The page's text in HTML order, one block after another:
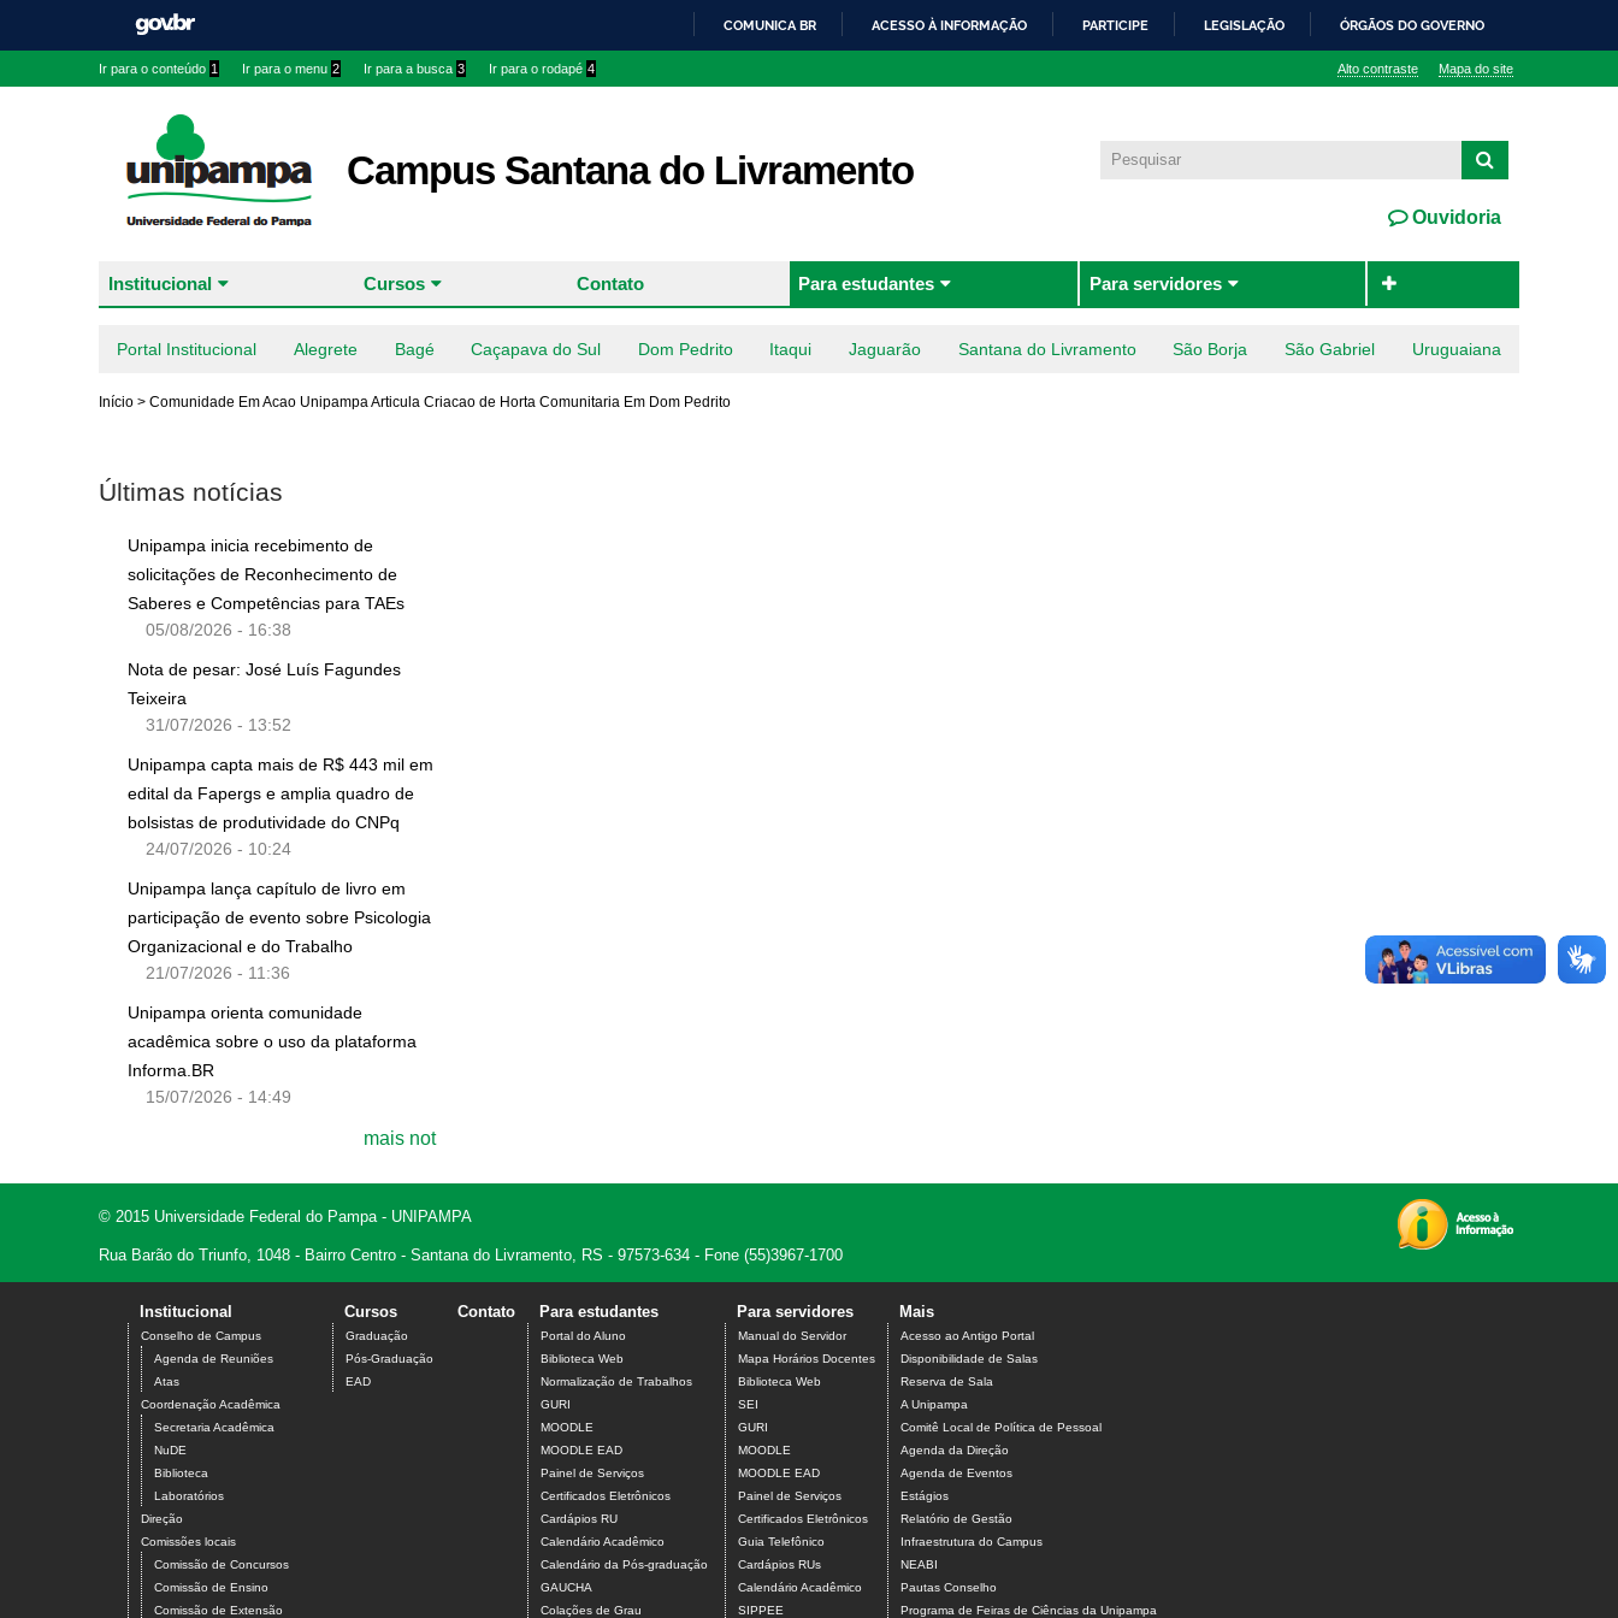
COMUNICA BR ACESSO À INFORMAÇÃO PARTICIPE LEGISLAÇÃO ÓRGÃOS DO GOVERNO
Ir para o conteúdo 1 Ir para o menu 2 Ir para a busca 3 Ir para o rodapé 4 Alto contraste Mapa do site
Campus Santana do Livramento
Ouvidoria
Institucional Cursos Contato Para estudantes Para servidores
Portal Institucional Alegrete Bagé Caçapava do Sul Dom Pedrito Itaqui Jaguarão Santana do Livramento São Borja São Gabriel Uruguaiana
Início > Comunidade Em Acao Unipampa Articula Criacao de Horta Comunitaria Em Dom Pedrito
Últimas notícias
Unipampa inicia recebimento de
solicitações de Reconhecimento de
Saberes e Competências para TAEs
05/08/2026 - 16:38
Nota de pesar: José Luís Fagundes
Teixeira
31/07/2026 - 13:52
Unipampa capta mais de R$ 443 mil em
edital da Fapergs e amplia quadro de
bolsistas de produtividade do CNPq
24/07/2026 - 10:24
Unipampa lança capítulo de livro em
participação de evento sobre Psicologia
Organizacional e do Trabalho
21/07/2026 - 11:36
Unipampa orienta comunidade
acadêmica sobre o uso da plataforma
Informa.BR
15/07/2026 - 14:49
mais not
© 2015 Universidade Federal do Pampa - UNIPAMPA
Rua Barão do Triunfo, 1048 - Bairro Centro - Santana do Livramento, RS - 97573-634 - Fone (55)3967-1700
Institucional
Conselho de Campus
Agenda de Reuniões
Atas
Coordenação Acadêmica
Secretaria Acadêmica
NuDE
Biblioteca
Laboratórios
Direção
Comissões locais
Comissão de Concursos
Comissão de Ensino
Comissão de Extensão
Cursos
Graduação
Pós-Graduação
EAD
Contato Para estudantes
Portal do Aluno
Biblioteca Web
Normalização de Trabalhos
GURI
MOODLE
MOODLE EAD
Painel de Serviços
Certificados Eletrônicos
Cardápios RU
Calendário Acadêmico
Calendário da Pós-graduação
GAUCHA
Colações de Grau
Para servidores
Manual do Servidor
Mapa Horários Docentes
Biblioteca Web
SEI
GURI
MOODLE
MOODLE EAD
Painel de Serviços
Certificados Eletrônicos
Guia Telefônico
Cardápios RUs
Calendário Acadêmico
SIPPEE
Mais
Acesso ao Antigo Portal
Disponibilidade de Salas
Reserva de Sala
A Unipampa
Comitê Local de Política de Pessoal
Agenda da Direção
Agenda de Eventos
Estágios
Relatório de Gestão
Infraestrutura do Campus
NEABI
Pautas Conselho
Programa de Feiras de Ciências da Unipampa